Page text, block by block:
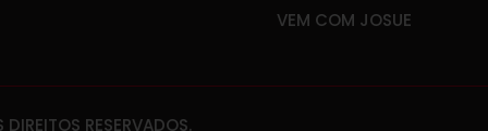
VEM COM JOSUE
RESERVADOS.